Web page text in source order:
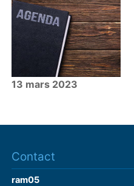
13 mars 2023
Contact
ram05